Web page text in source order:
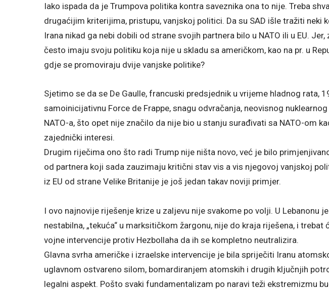
Iako ispada da je Trumpova politika kontra saveznika ona to nije. Treba
drugaćijim kriterijima, pristupu, vanjskoj politici. Da su SAD išle tražiti neki
Irana nikad ga nebi dobili od strane svojih partnera bilo u NATO ili u EU.
često imaju svoju politiku koja nije u skladu sa američkom, kao na pr. u
gdje se promoviraju dvije vanjske politike?
Sjetimo se da se De Gaulle, francuski predsjednik u vrijeme hladnog rata,
samoinicijativnu Force de Frappe, snagu odvračanja, neovisnog
NATO-a, što opet nije značilo da nije bio u stanju surađivati sa NATO-om
zajednički interesi.
Drugim riječima ono što radi Trump nije ništa novo, već je bilo
od partnera koji sada zauzimaju kritični stav vis a vis njegovoj vanjskoj
iz EU od strane Velike Britanije je još jedan takav noviji primjer.
I ovo najnovije riješenje krize u zaljevu nije svakome po volji. U Lebanonu
nestabilna, „tekuća“ u marksitičkom žargonu, nije do kraja riješena, i trebat
vojne intervencije protiv Hezbollaha da ih se kompletno neutralizira.
Glavna svrha američke i izraelske intervencije je bila spriječiti Iranu
uglavnom ostvareno silom, bomardiranjem atomskih i drugih ključnjih
legalni aspekt. Pošto svaki fundamentalizam po naravi teži ekstremizmu